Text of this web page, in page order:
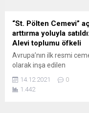
ekiplerce kontrollü şekilde
imha edildi. İmha
sırasında tehlikeli bölgenin
500 metre çevresinde...
“St. Pölten Cemevi”
arttırma yoluyla satıldı:
Alevi toplumu öfkeli
Avrupa’nın ilk resmi
olarak inşa edilen
Cemevi, Avusturya’da
yayınlanan Türkçe haber
14.12.2021
0
1.442